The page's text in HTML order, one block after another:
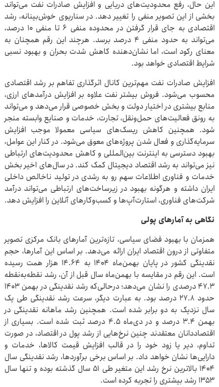
این حال، رفع محدودیت‌های دریایی و افزایش صادرات نفت می‌تواند
بخشی از این تصویر منفی را تغییر دهد. در سناریوی خوش‌بینانه، رشد
اقتصادی به جای قرار گرفتن در محدوده منفی ۶ تا منفی ۱۰ درصد،
می‌تواند به حدود منفی ۴ درصد برسد. هرچند این رقم همچنان به
معنای رکود است، اما نشان‌دهنده کاهش شدت بحران و بهبود نسبی
شرایط اقتصادی خواهد بود.
افزایش صادرات نفت مهم‌ترین کانال اثرگذاری تفاهم بر رشد اقتصادی
محسوب می‌شود. فروش بیشتر نفت علاوه بر افزایش درآمدهای ارزی،
منابع بیشتری در اختیار دولت و بخش خصوصی قرار می‌دهد و می‌تواند
به رونق فعالیت‌های حمل‌ونقل، تجارت، خدمات و صنایع وابسته منجر
شود. همچنین کاهش ریسک‌های سیاسی معمولا موجب افزایش
سرمایه‌گذاری و فعال شدن پروژه‌های معوق می‌شود. در کنار این عوامل،
بهبود دسترسی به اینترنت بین‌المللی و کاهش محدودیت‌های ارتباطی
نیز می‌تواند به رشد اقتصاد دیجیتال کمک کند. در سال‌های اخیر بخش
خدمات و فناوری اطلاعات سهم رو به رشدی در تولید ناخالص داخلی
ایران داشته و هرگونه بهبود در زیرساخت‌های ارتباطی می‌تواند درآمد
شرکت‌های فناوری، استارت‌آپ‌ها و کسب‌وکارهای آنلاین را افزایش دهد.
نگاهی به آمارهای پولی
همزمان با بهبود فضای سیاسی، تازه‌ترین آمارهای بانک مرکزی تصویر
متفاوتی از درون اقتصاد ایران ارائه می‌دهد. بر اساس این آمارها، حجم
نقدینگی کشور در پایان بهمن‌ماه ۱۴۰۴ به ۱۴.۶۴ هزار همت رسیده
است. این رقم در مقایسه با بهمن‌ماه سال قبل از آن، رشد نقطه‌به‌نقطه
۴۷.۳ درصدی را نشان می‌دهد؛ درحالی‌که رشد نقدینگی در بهمن ۱۴۰۳
حدود ۲۷.۸ درصد بود. به عبارت دیگر، سرعت رشد نقدینگی طی یک
سال نزدیک به دو برابر شده است. همچنین رشد ماهانه نقدینگی در
بهمن‌ ۳.۴ درصد و در دی‌ماه ۴.۵ درصد ثبت شده است. بسیاری از
اقتصاددانان معتقدند چنین نرخ‌هایی از رشد پول در اقتصاد، در صورت
تداوم، دیر یا زود خود را در قالب افزایش قیمت کالاها، خدمات و
دارایی‌ها نشان خواهد داد. بر اساس برخی برآوردها، رشد نقدینگی سال
۱۴۰۴ بالاترین نرخ رشد این متغیر طی ۵۱ سال گذشته بوده و تنها سال
۱۳۵۳ رشد بیشتری را تجربه کرده است.